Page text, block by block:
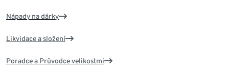
Nápady na dárky
Likvidace a složení
Poradce a Průvodce velikostmi